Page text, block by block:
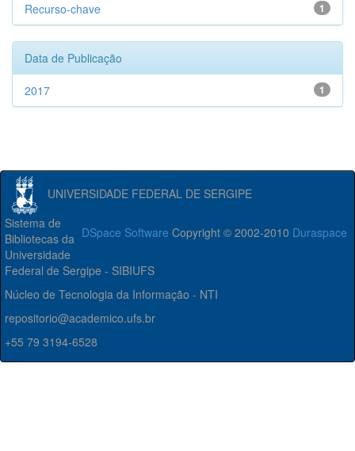
1
Recurso-chave
Data de Publicação
1
2017
UNIVERSIDADE FEDERAL DE SERGIPE
DSpace Software Copyright © 2002-2010 Duraspace
Sistema de
Bibliotecas da
Universidade
Federal de Sergipe - SIBIUFS
Núcleo de Tecnologia da Informação - NTI
repositorio@academico.ufs.br
+55 79 3194-6528